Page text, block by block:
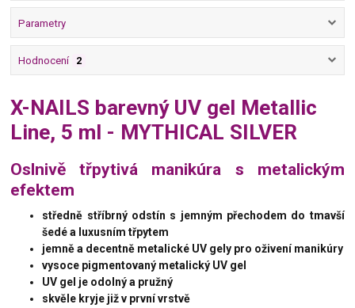
Parametry
Hodnocení 2
X-NAILS barevný UV gel Metallic
Line, 5 ml - MYTHICAL SILVER
Oslnivě třpytivá manikúra s metalickým
efektem
středně stříbrný odstín s jemným přechodem do tmavší
šedé a luxusním třpytem
jemně a decentně metalické UV gely pro oživení manikúry
vysoce pigmentovaný metalický UV gel
UV gel je odolný a pružný
skvěle kryje již v první vrstvě